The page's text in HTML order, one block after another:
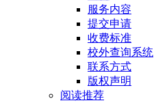
服务内容
提交申请
收费标准
校外查询系统
联系方式
版权声明
阅读推荐